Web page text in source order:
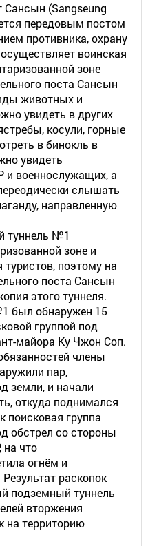
(Sangseung
передовым постом
противника, охрану
воинская
зоне
поста Сансын
животных и
увидеть в других
косули, горные
в бинокль в
увидеть
и военнослужащих, а
слышать
направленную
туннель №1
зоне и
поэтому на
поста Сансын
этого туннеля.
был обнаружен 15
группой под
майора Ку Чжон Cоп.
члены
пар,
земли, и начали
откуда поднимался
поисковая группа
обстрел со стороны
на что
огнём и
раскопок
подземный туннель
вторжения
на территорию